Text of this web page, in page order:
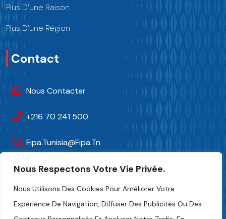
Nous Respectons Votre Vie Privée.
Nous Utilisons Des Cookies Pour Améliorer Votre
Expérience De Navigation, Diffuser Des Publicités Ou Des
Plus D’une Raison
Plus D’une Région
Contact
Nous Contacter
+216 70 241 500
Fipa.tunisia@fipa.tn
Rue Slah Eddine ELAMAMI, Tunis 1004